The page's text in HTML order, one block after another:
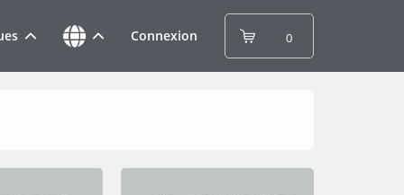
Connexion 0